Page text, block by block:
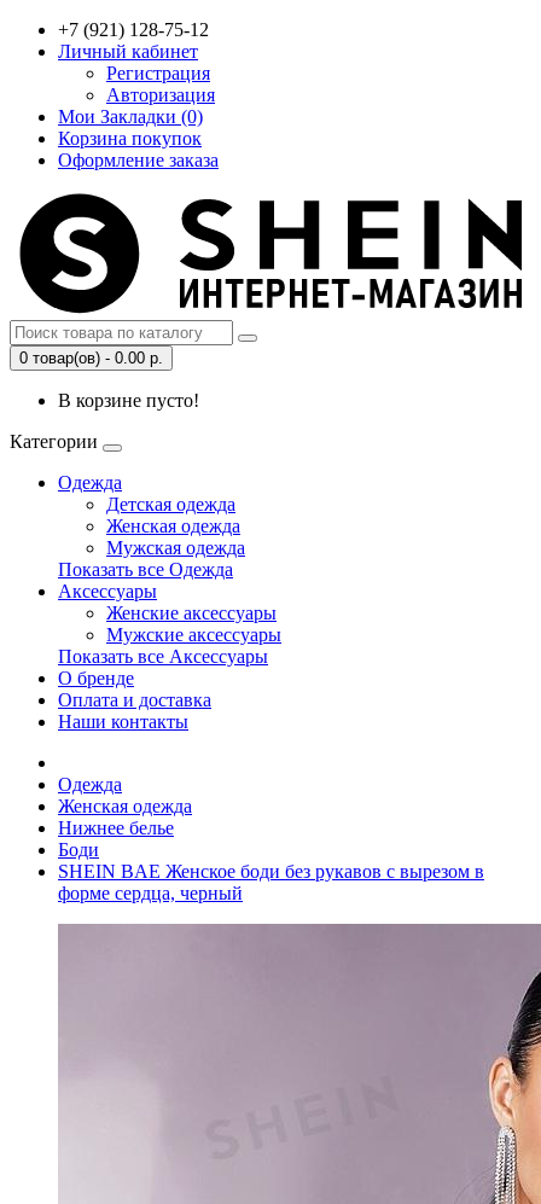
+7 (921) 128-75-12
Личный кабинет
Регистрация
Авторизация
Мои Закладки (0)
Корзина покупок
Оформление заказа
0 товар(ов) - 0.00 р.
В корзине пусто!
Категории
Одежда
Детская одежда
Женская одежда
Мужская одежда
Показать все Одежда
Аксессуары
Женские аксессуары
Мужские аксессуары
Показать все Аксессуары
О бренде
Оплата и доставка
Наши контакты
Одежда
Женская одежда
Нижнее белье
Боди
SHEIN BAE Женское боди без рукавов с вырезом в
форме сердца, черный